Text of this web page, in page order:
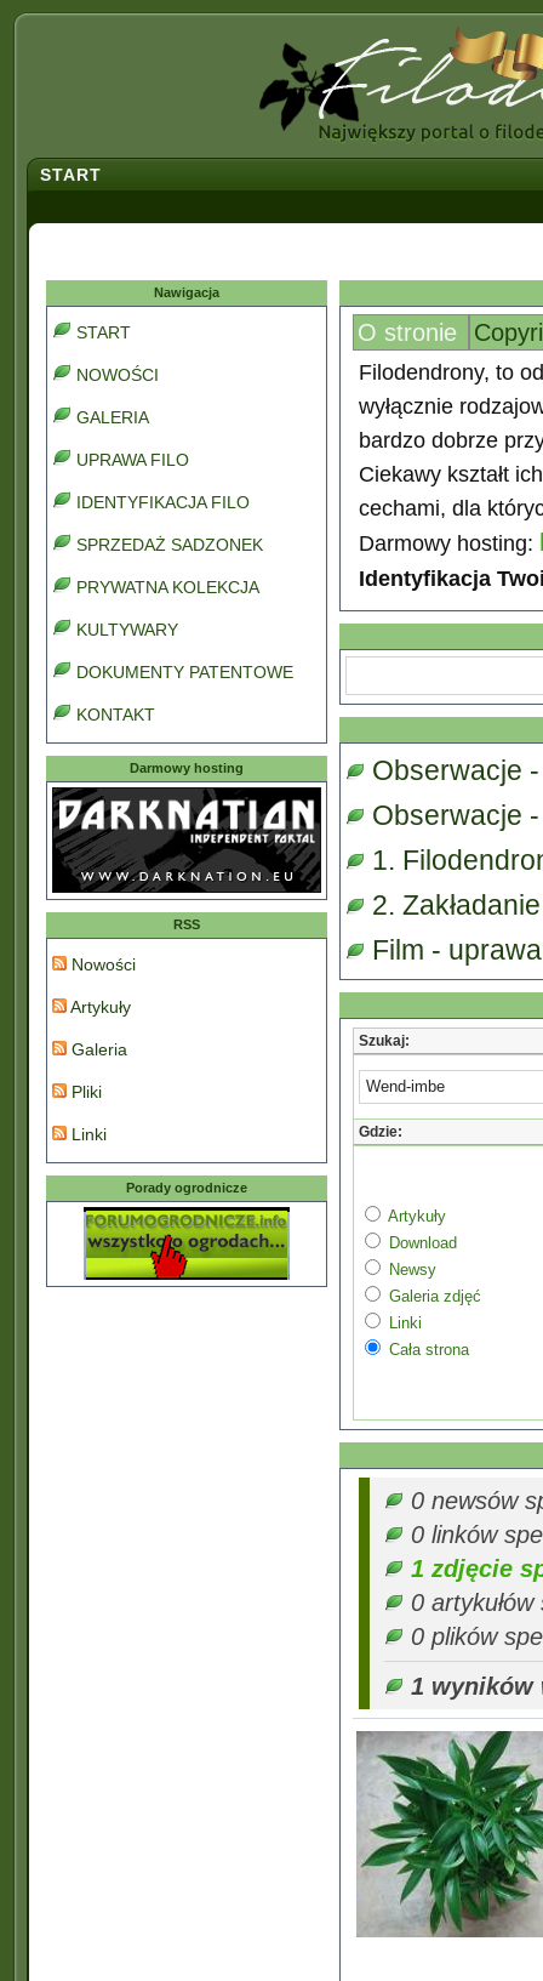
START
Nawigacja
START
NOWOŚCI
GALERIA
UPRAWA FILO
IDENTYFIKACJA FILO
SPRZEDAŻ SADZONEK
PRYWATNA KOLEKCJA
KULTYWARY
DOKUMENTY PATENTOWE
KONTAKT
Darmowy hosting
RSS
Nowości
Artykuły
Galeria
Pliki
Linki
Porady ogrodnicze
O stronie
Filodendrony, to
wyłącznie
bardzo dobrze
Ciekawy kształt
cechami, dla
Darmowy hosting:
Identyfikacja
Obserwacje
Obserwacje
1.
2.
Film -
Szukaj:
Gdzie:
Artykuły
Download
Newsy
Galeria zdjęć
Linki
Cała strona
0 newsów
0 linków
1 zdjęcie
0
0 plików
1 wyników